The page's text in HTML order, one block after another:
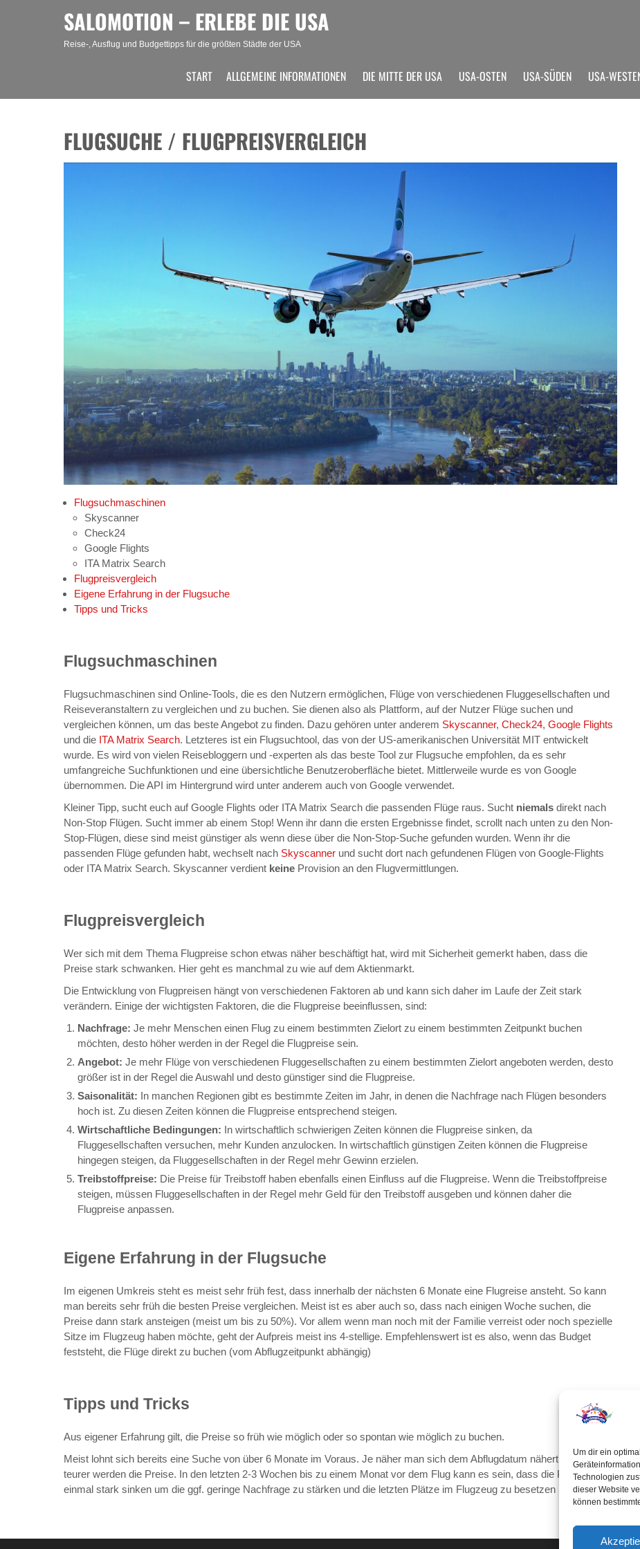
Um dir ein
Technologien
dieser Website
können
SALOMOTION – ERLEBE DIE USA
Reise-, Ausflug und Budgettipps für die größten Städte der USA
START ALLGEMEINE INFORMATIONEN DIE MITTE DER USA USA-OSTEN USA-SÜDEN USA-
FLUGSUCHE / FLUGPREISVERGLEICH
Flugsuchmaschinen
Skyscanner
Check24
Google Flights
ITA Matrix Search
Flugpreisvergleich
Eigene Erfahrung in der Flugsuche
Tipps und Tricks
Flugsuchmaschinen
Flugsuchmaschinen sind Online-Tools, die es den Nutzern ermöglichen, Flüge von verschiedenen Fluggesellschaften und
Reiseveranstaltern zu vergleichen und zu buchen. Sie dienen also als Plattform, auf der Nutzer Flüge suchen und
vergleichen können, um das beste Angebot zu finden. Dazu gehören unter anderem Skyscanner, Check24, Google Flights
und die ITA Matrix Search. Letzteres ist ein Flugsuchtool, das von der US-amerikanischen Universität MIT entwickelt
wurde. Es wird von vielen Reisebloggern und -experten als das beste Tool zur Flugsuche empfohlen, da es sehr
umfangreiche Suchfunktionen und eine übersichtliche Benutzeroberfläche bietet. Mittlerweile wurde es von Google
übernommen. Die API im Hintergrund wird unter anderem auch von Google verwendet.
Kleiner Tipp, sucht euch auf Google Flights oder ITA Matrix Search die passenden Flüge raus. Sucht niemals direkt nach
Non-Stop Flügen. Sucht immer ab einem Stop! Wenn ihr dann die ersten Ergebnisse findet, scrollt nach unten zu den Non-
Stop-Flügen, diese sind meist günstiger als wenn diese über die Non-Stop-Suche gefunden wurden. Wenn ihr die
passenden Flüge gefunden habt, wechselt nach Skyscanner und sucht dort nach gefundenen Flügen von Google-Flights
oder ITA Matrix Search. Skyscanner verdient keine Provision an den Flugvermittlungen.
Flugpreisvergleich
Wer sich mit dem Thema Flugpreise schon etwas näher beschäftigt hat, wird mit Sicherheit gemerkt haben, dass die
Preise stark schwanken. Hier geht es manchmal zu wie auf dem Aktienmarkt.
Die Entwicklung von Flugpreisen hängt von verschiedenen Faktoren ab und kann sich daher im Laufe der Zeit stark
verändern. Einige der wichtigsten Faktoren, die die Flugpreise beeinflussen, sind:
Nachfrage: Je mehr Menschen einen Flug zu einem bestimmten Zielort zu einem bestimmten Zeitpunkt buchen
möchten, desto höher werden in der Regel die Flugpreise sein.
Angebot: Je mehr Flüge von verschiedenen Fluggesellschaften zu einem bestimmten Zielort angeboten werden, desto
größer ist in der Regel die Auswahl und desto günstiger sind die Flugpreise.
Saisonalität: In manchen Regionen gibt es bestimmte Zeiten im Jahr, in denen die Nachfrage nach Flügen besonders
hoch ist. Zu diesen Zeiten können die Flugpreise entsprechend steigen.
Wirtschaftliche Bedingungen: In wirtschaftlich schwierigen Zeiten können die Flugpreise sinken, da
Fluggesellschaften versuchen, mehr Kunden anzulocken. In wirtschaftlich günstigen Zeiten können die Flugpreise
hingegen steigen, da Fluggesellschaften in der Regel mehr Gewinn erzielen.
Treibstoffpreise: Die Preise für Treibstoff haben ebenfalls einen Einfluss auf die Flugpreise. Wenn die Treibstoffpreise
steigen, müssen Fluggesellschaften in der Regel mehr Geld für den Treibstoff ausgeben und können daher die
Flugpreise anpassen.
Eigene Erfahrung in der Flugsuche
Im eigenen Umkreis steht es meist sehr früh fest, dass innerhalb der nächsten 6 Monate eine Flugreise ansteht. So kann
man bereits sehr früh die besten Preise vergleichen. Meist ist es aber auch so, dass nach einigen Woche suchen, die
Preise dann stark ansteigen (meist um bis zu 50%). Vor allem wenn man noch mit der Familie verreist oder noch spezielle
Sitze im Flugzeug haben möchte, geht der Aufpreis meist ins 4-stellige. Empfehlenswert ist es also, wenn das Budget
feststeht, die Flüge direkt zu buchen (vom Abflugzeitpunkt abhängig)
Tipps und Tricks
Aus eigener Erfahrung gilt, die Preise so früh wie möglich oder so spontan wie möglich zu buchen.
Meist lohnt sich bereits eine Suche von über 6 Monate im Voraus. Je näher man sich dem Abflugdatum nähert, desto
teurer werden die Preise. In den letzten 2-3 Wochen bis zu einem Monat vor dem Flug kann es sein, dass die Preise noch
einmal stark sinken um die ggf. geringe Nachfrage zu stärken und die letzten Plätze im Flugzeug zu besetzen